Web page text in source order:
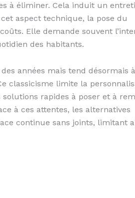
à éliminer. Cela induit un
aspect technique, la pose du
Elle demande souvent
des habitants.
années mais tend désormais à
classicisme limite la
rapides à poser et à
à ces attentes, les alternatives
continue sans joints, limitant